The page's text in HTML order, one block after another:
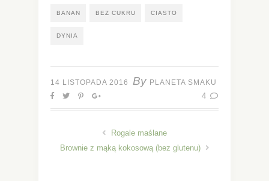
BANAN BEZ CUKRU CIASTO
DYNIA
14 LISTOPADA 2016 By PLANETA SMAKU
4
Rogale maślane
Brownie z mąką kokosową (bez glutenu)